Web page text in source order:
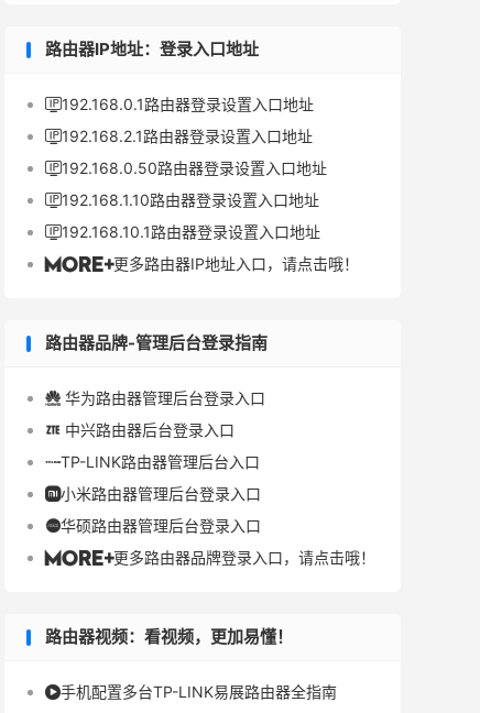
路由器IP地址：登录入口地址
192.168.0.1路由器登录设置入口地址
192.168.2.1路由器登录设置入口地址
192.168.0.50路由器登录设置入口地址
192.168.1.10路由器登录设置入口地址
192.168.10.1路由器登录设置入口地址
更多路由器IP地址入口，请点击哦！
路由器品牌-管理后台登录指南
 华为路由器管理后台登录入口
 中兴路由器后台登录入口
TP-LINK路由器管理后台入口
小米路由器管理后台登录入口
华硕路由器管理后台登录入口
更多路由器品牌登录入口，请点击哦！
路由器视频：看视频，更加易懂！
手机配置多台TP-LINK易展路由器全指南